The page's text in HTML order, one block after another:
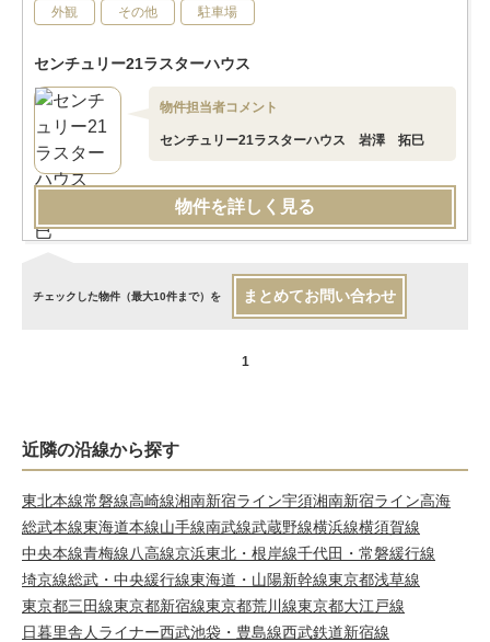
外観 その他 駐車場
センチュリー21ラスターハウス
物件担当者コメント
センチュリー21ラスターハウス 岩澤 拓巳
物件を詳しく見る
チェックした物件（最大10件まで）を まとめてお問い合わせ
1
近隣の沿線から探す
東北本線常磐線高崎線湘南新宿ライン宇須湘南新宿ライン高海
総武本線東海道本線山手線南武線武蔵野線横浜線横須賀線
中央本線青梅線八高線京浜東北・根岸線千代田・常磐緩行線
埼京線総武・中央緩行線東海道・山陽新幹線東京都浅草線
東京都三田線東京都新宿線東京都荒川線東京都大江戸線
日暮里舎人ライナー西武池袋・豊島線西武鉄道新宿線